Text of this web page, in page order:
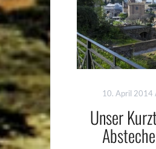
10. April 2014
Unser